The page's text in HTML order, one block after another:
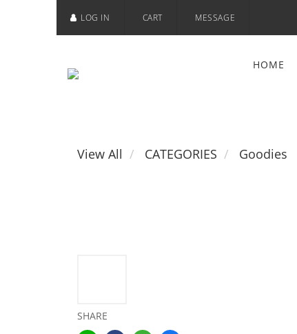
LOG IN CART MESSAGE
HOME
View All CATEGORIES Goodies
SHARE